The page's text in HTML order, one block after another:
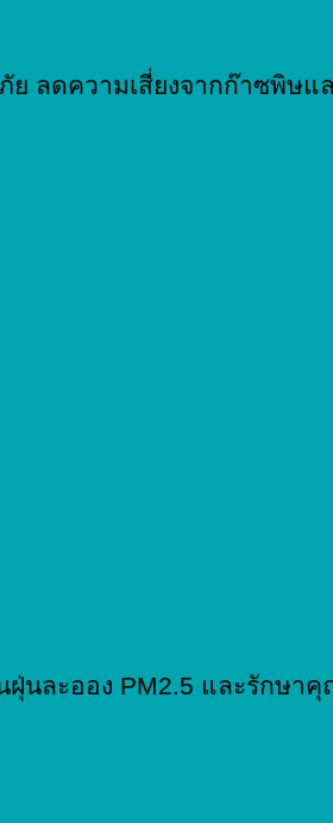
ลดความเสี่ยงจากก๊าซพิษ
นละออง PM2.5 และรักษ